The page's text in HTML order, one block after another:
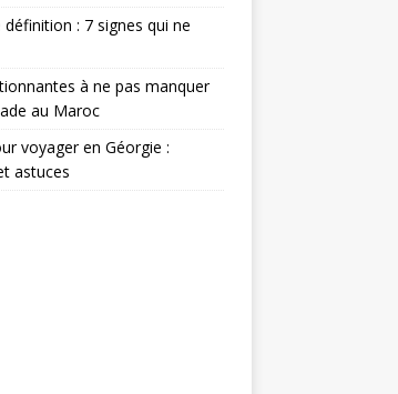
définition : 7 signes qui ne
à ne pas manquer
au Maroc
voyager en Géorgie :
astuces